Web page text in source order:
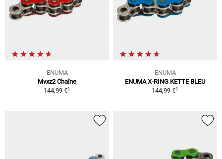
ENUMA
Mvxz2 Chaîne
144,99 €1
ENUMA
ENUMA X-RING KETTE BLEU
144,99 €1